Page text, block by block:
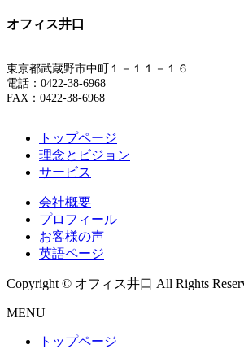
オフィス井口
東京都武蔵野市中町１－１１－１６
電話：0422-38-6968
FAX：0422-38-6968
トップページ
理念とビジョン
サービス
会社概要
プロフィール
お客様の声
英語ページ
Copyright © オフィス井口 All Rights
MENU
トップページ